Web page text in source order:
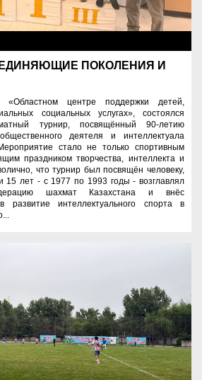
ПОКОЛЕНИЯ И
центре поддержки детей,
социальных услугах», состоялся
турнир, посвящённый 90-летию
деятеля и интеллектуала
стало не только спортивным
праздником творчества, интеллекта и
что турнир был посвящён человеку,
15 лет - с 1977 по 1993 годы - возглавлял
шахмат Казахстана и внёс
развитие интеллектуального спорта в